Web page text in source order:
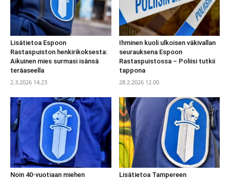
Lisätietoa Espoon
Rastaspuiston henkirikoksesta:
Aikuinen mies surmasi isänsä
teräaseella
2.3.2026 14.23
Ihminen kuoli ulkoisen väkivallan
seurauksena Espoon
Rastaspuistossa – Poliisi tutkii
tappona
28.2.2026 12.00
Noin 40-vuotiaan miehen
Lisätietoa Tampereen